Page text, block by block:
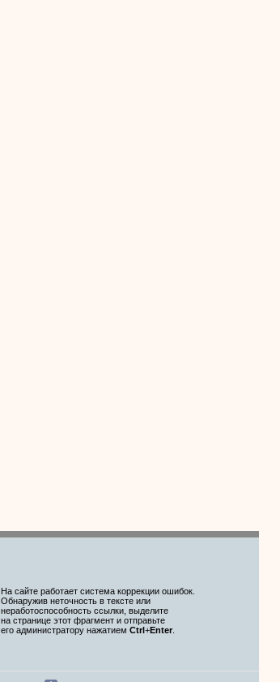
На сайте работает система коррекции ошибок.
Обнаружив неточность в тексте или
неработоспособность ссылки, выделите
на странице этот фрагмент и отправьте
его администратору нажатием Ctrl+Enter